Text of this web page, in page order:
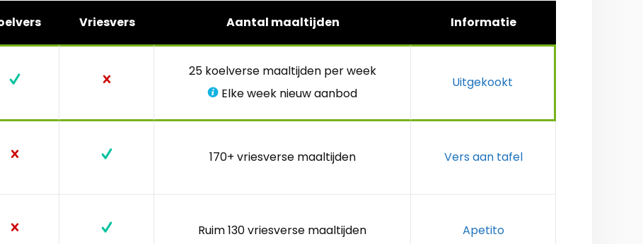
Vriesvers Aantal maaltijden Informatie
25 koelverse maaltijden per week
Elke week nieuw aanbod
Uitgekookt
170+ vriesverse maaltijden Vers aan tafel
Ruim 130 vriesverse maaltijden Apetito